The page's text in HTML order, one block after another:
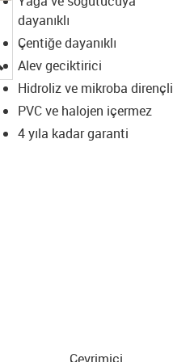
igus-icon-lupe
dayanıklı
Çentiğe dayanıklı
Alev geciktirici
Hidroliz ve mikroba dirençli
PVC ve halojen içermez
4 yıla kadar garanti
Çevrimiçi